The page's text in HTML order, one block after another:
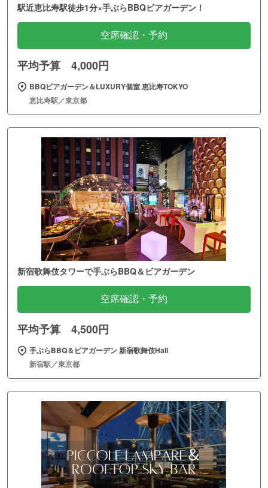
駅近恵比寿駅徒歩1分×手ぶらBBQビアガーデン！
空席確認・予約
平均予算 4,000円
BBQビアガーデン＆LUXURY個室 恵比寿TOKYO
恵比寿駅／東京都
新宿歌舞伎タワーで手ぶらBBQ＆ビアガーデン
空席確認・予約
平均予算 4,500円
手ぶらBBQ＆ビアガーデン 新宿歌舞伎Hall
新宿駅／東京都